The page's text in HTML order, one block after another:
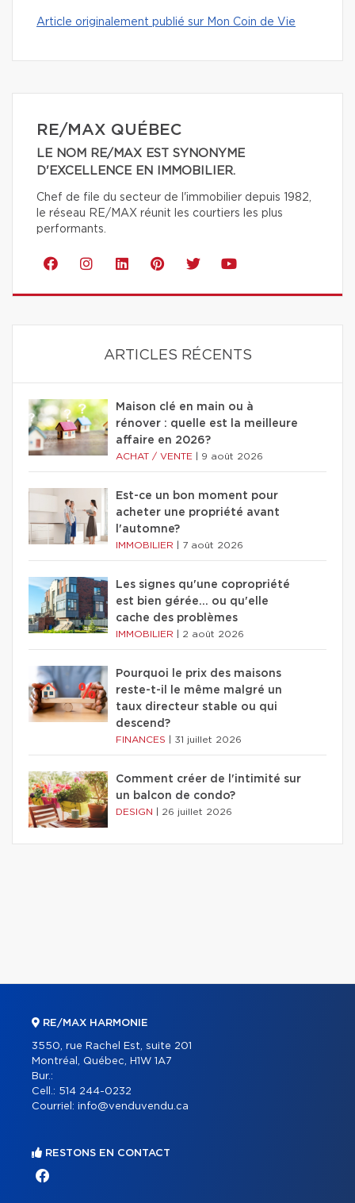
Article originalement publié sur Mon Coin de Vie
RE/MAX QUÉBEC
LE NOM RE/MAX EST SYNONYME
D'EXCELLENCE EN IMMOBILIER.
Chef de file du secteur de l'immobilier depuis 1982,
le réseau RE/MAX réunit les courtiers les plus
performants.
ARTICLES RÉCENTS
Maison clé en main ou à
rénover : quelle est la meilleure
affaire en 2026?
ACHAT / VENTE 9 août 2026
Est-ce un bon moment pour
acheter une propriété avant
l'automne?
IMMOBILIER 7 août 2026
Les signes qu'une copropriété
est bien gérée… ou qu'elle
cache des problèmes
IMMOBILIER 2 août 2026
Pourquoi le prix des maisons
reste-t-il le même malgré un
taux directeur stable ou qui
descend?
FINANCES 31 juillet 2026
Comment créer de l'intimité sur
un balcon de condo?
DESIGN 26 juillet 2026
RE/MAX HARMONIE
3550, rue Rachel Est, suite 201
Montréal, Québec, H1W 1A7
Bur.:
Cell.: 514 244-0232
Courriel: info@venduvendu.ca
RESTONS EN CONTACT